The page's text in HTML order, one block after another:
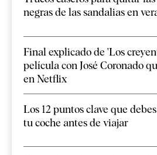
negras de las sandalias en
Final explicado de 'Los
película con José Coronado
en Netflix
Los 12 puntos clave que
tu coche antes de viajar